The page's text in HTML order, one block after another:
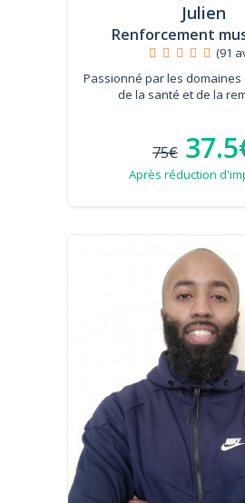
Julien
Renforcement
(91
Passionné par les
de la santé et de la
75€
Après réduction